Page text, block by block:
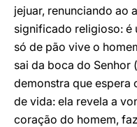
jejuar, renunciando ao
significado religioso: é
só de pão vive o
sai da boca do Senhor
demonstra que espera
de vida: ela revela a
coração do homem,